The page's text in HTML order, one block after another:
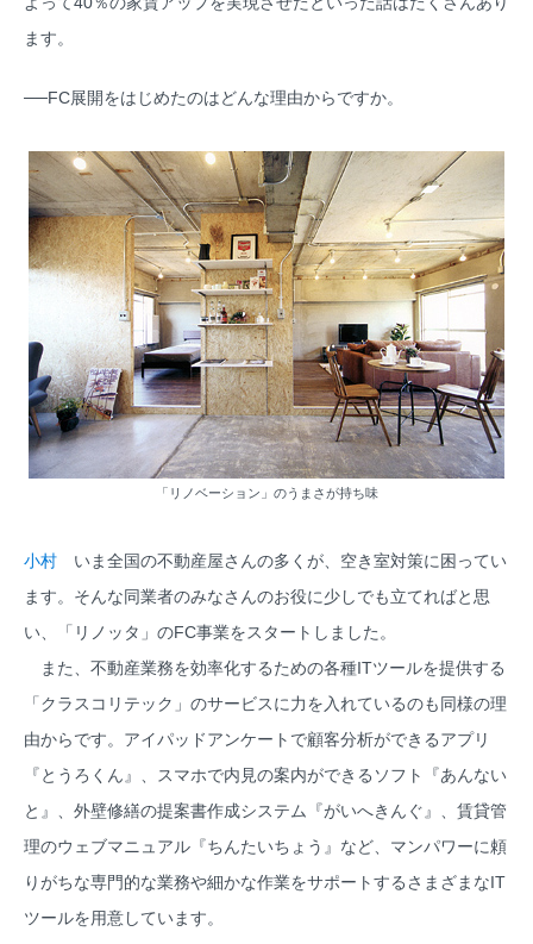
ます。
──FC展開をはじめたのはどんな理由からですか。
「リノベーション」のうまさが持ち味
小村 いま全国の不動産屋さんの多くが、空き室対策に困ってい
ます。そんな同業者のみなさんのお役に少しでも立てればと思
い、「リノッタ」のFC事業をスタートしました。
また、不動産業務を効率化するための各種ITツールを提供する
「クラスコリテック」のサービスに力を入れているのも同様の理
由からです。アイパッドアンケートで顧客分析ができるアプリ
『とうろくん』、スマホで内見の案内ができるソフト『あんない
と』、外壁修繕の提案書作成システム『がいへきんぐ』、賃貸管
理のウェブマニュアル『ちんたいちょう』など、マンパワーに頼
りがちな専門的な業務や細かな作業をサポートするさまざまなIT
ツールを用意しています。